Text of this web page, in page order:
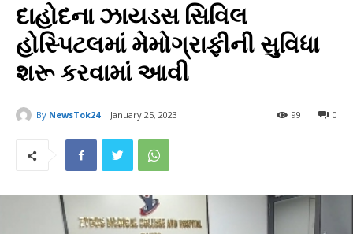
દાહોદના ઝાયડસ સિવિલ
હોસ્પિટલમાં મેમોગ્રાફીની સુવિધા
શરૂ કરવામાં આવી
By NewsTok24 January 25, 2023 0
99